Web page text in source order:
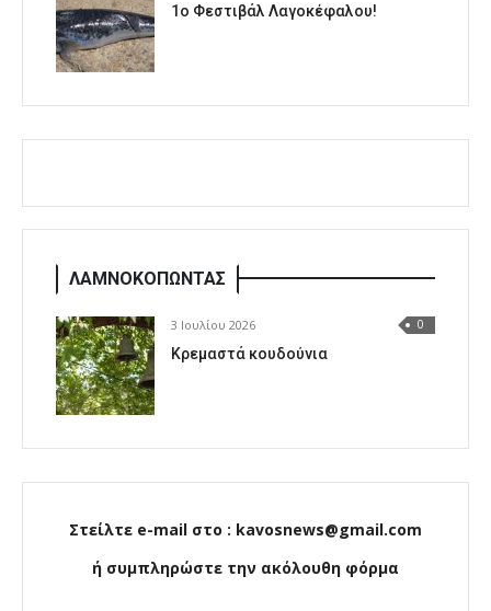
1o Φεστιβάλ Λαγοκέφαλου!
ΛΑΜΝΟΚΟΠΩΝΤΑΣ
3 Ιουλίου 2026 0
Κρεμαστά κουδούνια
Στείλτε e-mail στο : kavosnews@gmail.com
ή συμπληρώστε την ακόλουθη φόρμα